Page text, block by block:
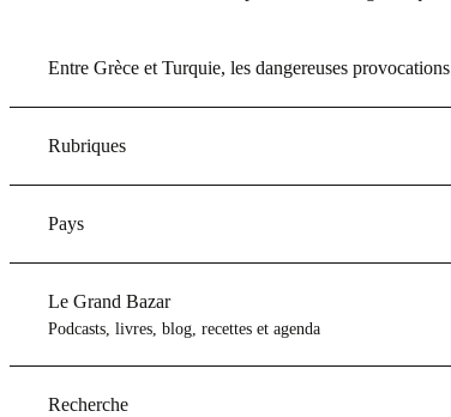
Entre Grèce et Turquie, les dangereuses provocations
Rubriques
Pays
Le Grand Bazar
Podcasts, livres, blog, recettes et agenda
Recherche